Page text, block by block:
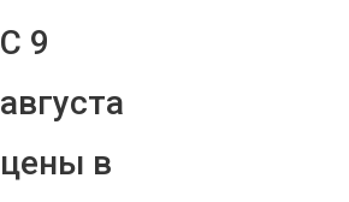
С 9
августа
цены в